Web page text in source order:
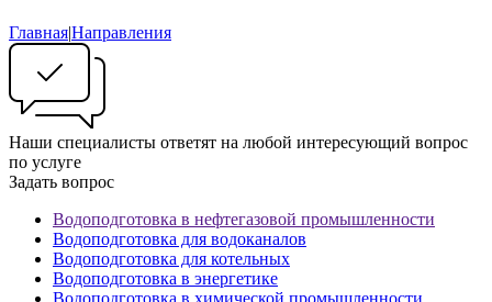
Главная|Направления
Наши специалисты ответят на любой интересующий вопрос
по услуге
Задать вопрос
Водоподготовка в нефтегазовой промышленности
Водоподготовка для водоканалов
Водоподготовка для котельных
Водоподготовка в энергетике
Водоподготовка в химической промышленности